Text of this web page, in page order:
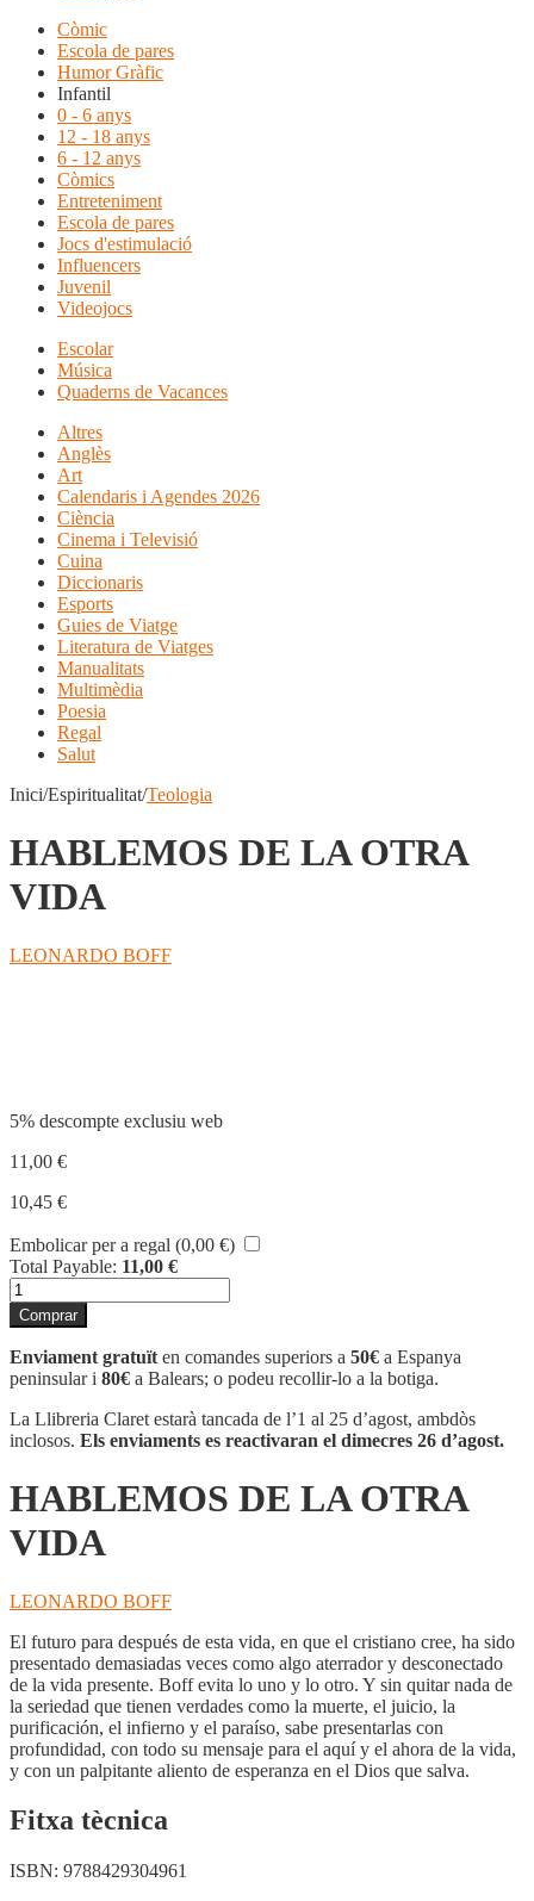
Còmic
Escola de pares
Humor Gràfic
Infantil
0 - 6 anys
12 - 18 anys
6 - 12 anys
Còmics
Entreteniment
Escola de pares
Jocs d'estimulació
Influencers
Juvenil
Videojocs
Escolar
Música
Quaderns de Vacances
Altres
Anglès
Art
Calendaris i Agendes 2026
Ciència
Cinema i Televisió
Cuina
Diccionaris
Esports
Guies de Viatge
Literatura de Viatges
Manualitats
Multimèdia
Poesia
Regal
Salut
Inici/Espiritualitat/Teologia
HABLEMOS DE LA OTRA
VIDA
LEONARDO BOFF
5% descompte exclusiu web
11,00 €
10,45 €
Embolicar per a regal (0,00 €)
Total Payable: 11,00 €
quantitat
de
HABLEMOS
DE
LA
OTRA
VIDA
Comprar
Enviament gratuït en comandes superiors a 50€ a Espanya
peninsular i 80€ a Balears; o podeu recollir-lo a la botiga.
La Llibreria Claret estarà tancada de l’1 al 25 d’agost, ambdòs
inclosos. Els enviaments es reactivaran el dimecres 26 d’agost.
HABLEMOS DE LA OTRA
VIDA
LEONARDO BOFF
El futuro para después de esta vida, en que el cristiano cree, ha sido
presentado demasiadas veces como algo aterrador y desconectado
de la vida presente. Boff evita lo uno y lo otro. Y sin quitar nada de
la seriedad que tienen verdades como la muerte, el juicio, la
purificación, el infierno y el paraíso, sabe presentarlas con
profundidad, con todo su mensaje para el aquí y el ahora de la vida,
y con un palpitante aliento de esperanza en el Dios que salva.
Fitxa tècnica
ISBN: 9788429304961